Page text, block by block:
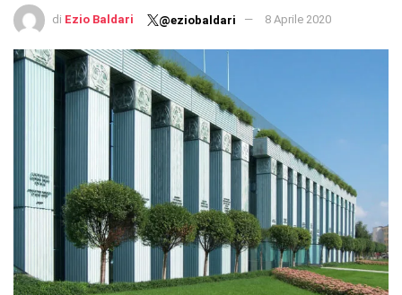
di Ezio Baldari @eziobaldari 8 Aprile 2020